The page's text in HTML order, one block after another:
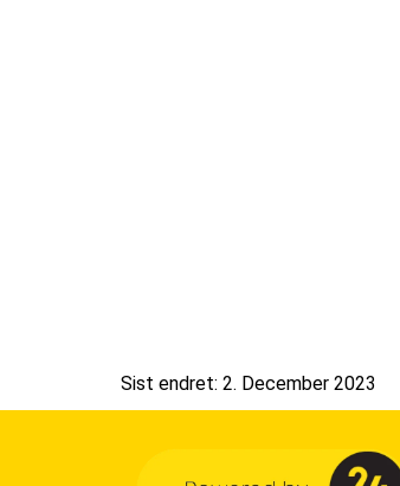
Sist endret: 2. December 2023